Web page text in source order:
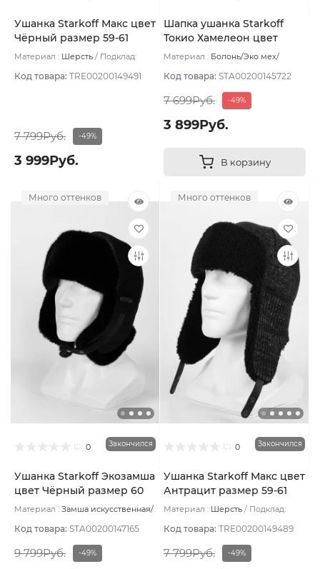
Ушанка Starkoff Макс цвет
Чёрный размер 59-61
Материал : Шерсть
Подклад:
Код товара: TRE00200149491
7 799Руб. -49%
3 999Руб.
Шапка ушанка Starkoff
Токио Хамелеон цвет
Чёрный размер 59
Материал : Болонь/Эко мех/
Код товара: STA00200145722
7 699Руб. -49%
3 899Руб.
В корзину
Много оттенков
0 Закончился
Ушанка Starkoff Экозамша
цвет Чёрный размер 60
Материал : Замша искусственная/
Флис
Код товара: STA00200147165
9 799Руб. -49%
Много оттенков
0 Закончился
Ушанка Starkoff Макс цвет
Антрацит размер 59-61
Материал : Шерсть
Подклад:
Код товара: TRE00200149489
7 799Руб. -49%